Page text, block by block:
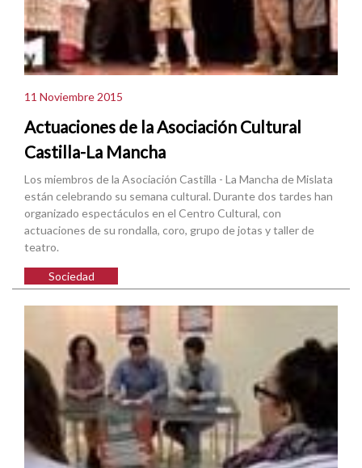
11 Noviembre 2015
Actuaciones de la Asociación Cultural
Castilla-La Mancha
Los miembros de la Asociación Castilla - La Mancha de Mislata
están celebrando su semana cultural. Durante dos tardes han
organizado espectáculos en el Centro Cultural, con
actuaciones de su rondalla, coro, grupo de jotas y taller de
teatro.
Sociedad